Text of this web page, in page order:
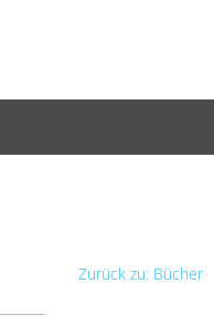
Zurück zu: Bücher